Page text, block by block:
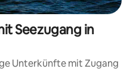
Seezugang in
Unterkünfte mit Zugang